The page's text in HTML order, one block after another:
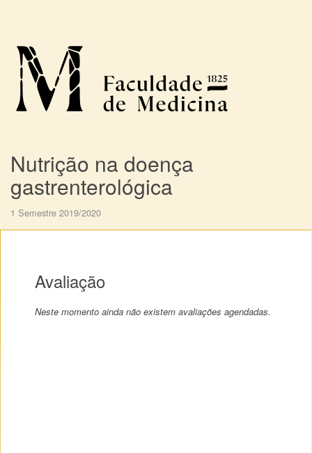
Nutrição na doença
gastrenterológica
1 Semestre 2019/2020
Avaliação
Neste momento ainda não existem avaliações agendadas.